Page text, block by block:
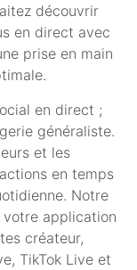
découvrir
en direct avec
prise en main
en direct ;
généraliste.
et les
en temps
Notre
application
créateur,
TikTok Live et